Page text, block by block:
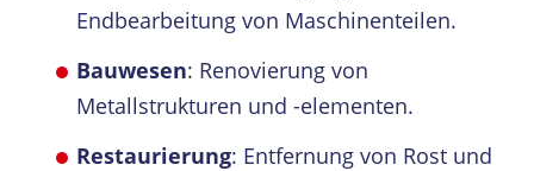
Endbearbeitung von Maschinenteilen.
Bauwesen: Renovierung von
Metallstrukturen und -elementen.
Restaurierung: Entfernung von Rost und